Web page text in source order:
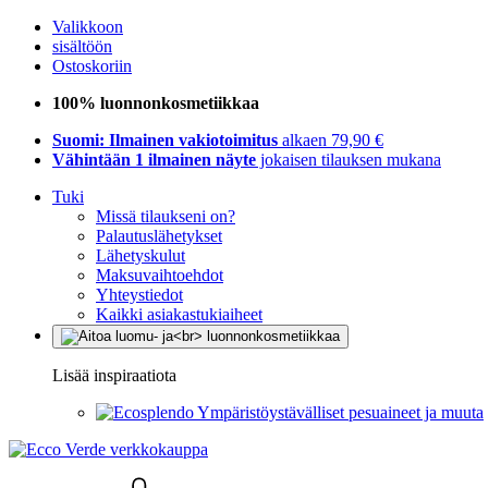
Valikkoon
sisältöön
Ostoskoriin
100% luonnonkosmetiikkaa
Suomi: Ilmainen vakiotoimitus alkaen 79,90 €
Vähintään 1 ilmainen näyte jokaisen tilauksen mukana
Tuki
Missä tilaukseni on?
Palautuslähetykset
Lähetyskulut
Maksuvaihtoehdot
Yhteystiedot
Kaikki asiakastukiaiheet
Lisää inspiraatiota
Ympäristöystävälliset pesuaineet ja muuta